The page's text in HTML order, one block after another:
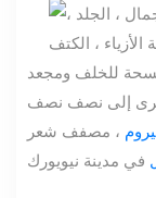
للخلف ومجعد
أخرى إلى نصف نصف
، مصفف شعر